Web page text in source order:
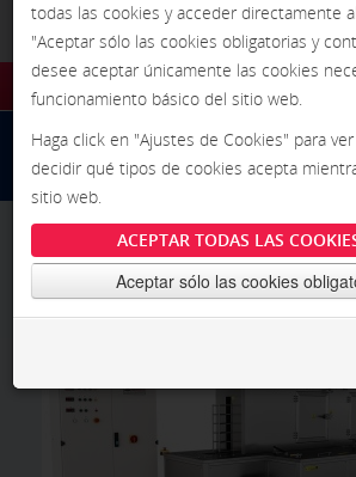
todas las cookies y acceder directamente
"Aceptar sólo las cookies obligatorias y
desee aceptar únicamente las cookies
funcionamiento básico del sitio web.
Haga click en "Ajustes de Cookies" para
decidir qué tipos de cookies acepta
sitio web.
ACEPTAR TODAS LAS
Aceptar sólo las cookies
¡Pasión por la precisión!
INFORMACIÓN
NOTICIAS
EVENTOS
BRUÑIDO
SECTORES
Inicio / / Lavado
Lavadoras Tipo Túnel
INTRODUCCIÓN VENTAJAS